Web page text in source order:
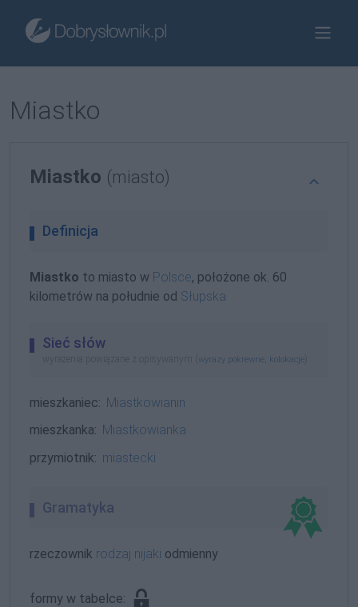
Miastko
Miastko (miasto)
Definicja
Miastko to miasto w Polsce, położone ok. 60
kilometrów na południe od Słupska
Sieć słów
wyrażenia powiązane z opisywanym ( wyrazy pokrewne kolokacje
mieszkaniec: Miastkowianin
mieszkanka: Miastkowianka
przymiotnik: miastecki
Gramatyka
rzeczownik rodzaj nijaki odmienny
formy w tabelce: